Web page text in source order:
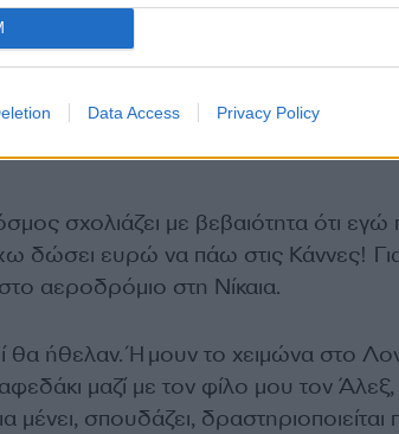
Data Access Privacy Policy
σχολιάζει με βεβαιότητα ότι εγώ
δώσει ευρώ να πάω στις Κάννες!
αεροδρόμιο στη Νίκαια.
θα ήθελαν. Ήμουν το χειμώνα στο
μαζί με τον φίλο μου τον
μένει, σπουδάζει, δραστηριοποιείται